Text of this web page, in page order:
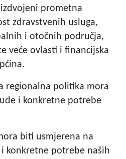
prometna
zdravstvenih usluga,
i otočnih područja,
veće ovlasti i financijska
regionalna politika mora
i konkretne potrebe
biti usmjerena na
konkretne potrebe naših